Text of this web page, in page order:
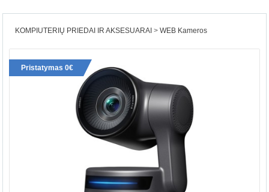
KOMPIUTERIŲ PRIEDAI IR AKSESUARAI WEB Kameros
Pristatymas 0€